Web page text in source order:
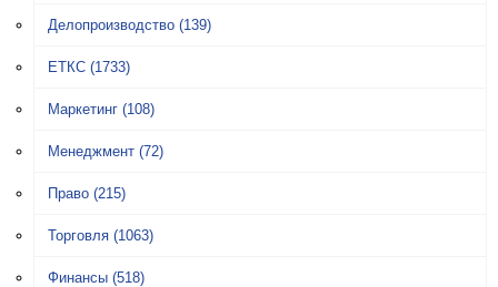
Делопроизводство (139)
ЕТКС (1733)
Маркетинг (108)
Менеджмент (72)
Право (215)
Торговля (1063)
Финансы (518)